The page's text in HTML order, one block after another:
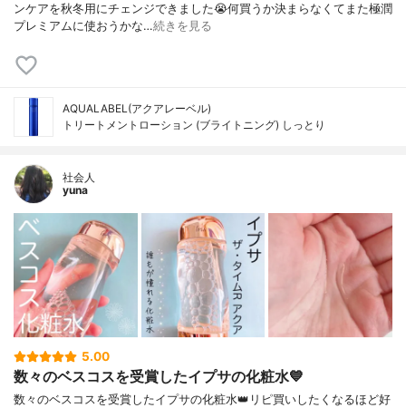
ンケアを秋冬用にチェンジできました😭何買うか決まらなくてまた極潤
プレミアムに使おうかな…続きを見る
AQUALABEL(アクアレーベル)
トリートメントローション (ブライトニング) しっとり
社会人
yuna
5.00
数々のベスコスを受賞したイプサの化粧水💙
数々のベスコスを受賞したイプサの化粧水👑リピ買いしたくなるほど好